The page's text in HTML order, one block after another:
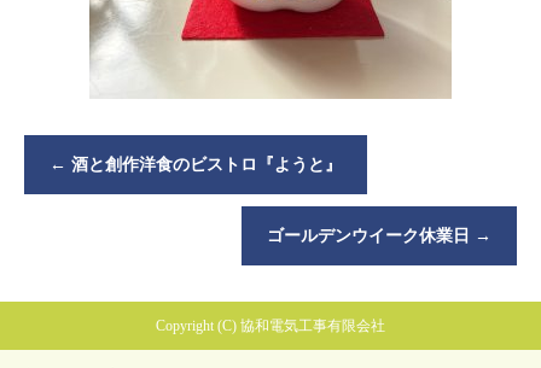
← 酒と創作洋食のビストロ『ようと』
ゴールデンウイーク休業日 →
Copyright (C) 協和電気工事有限会社